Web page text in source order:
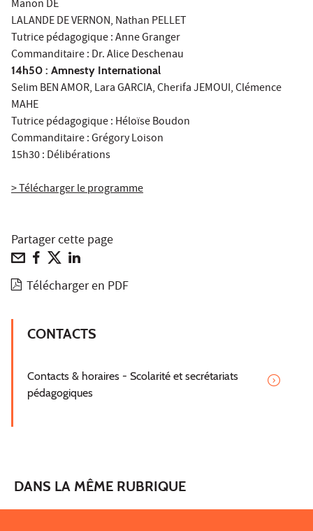
Manon DE
LALANDE DE VERNON, Nathan PELLET
Tutrice pédagogique : Anne Granger
Commanditaire : Dr. Alice Deschenau
14h50 : Amnesty International
Selim BEN AMOR, Lara GARCIA, Cherifa JEMOUI, Clémence
MAHE
Tutrice pédagogique : Héloïse Boudon
Commanditaire : Grégory Loison
15h30 : Délibérations
> Télécharger le programme
Partager cette page
Télécharger en PDF
CONTACTS
Contacts & horaires - Scolarité et secrétariats
pédagogiques
DANS LA MÊME RUBRIQUE